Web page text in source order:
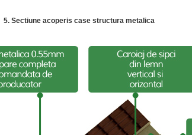
5. Sectiune acoperis case structura metalica